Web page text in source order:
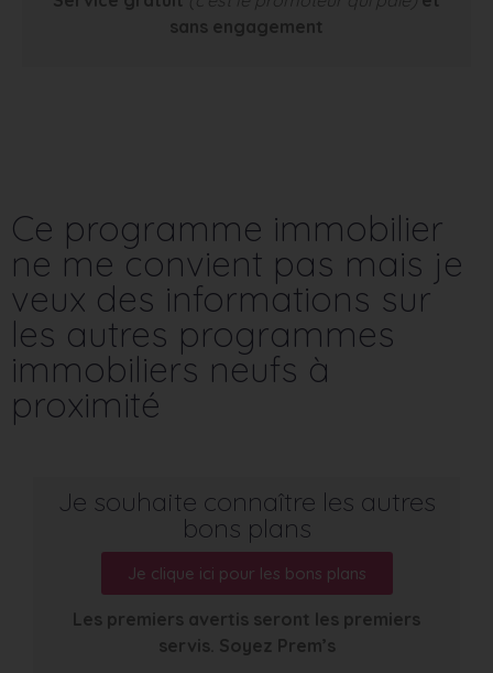
sans engagement
Ce programme immobilier
ne me convient pas mais je
veux des informations sur
les autres programmes
immobiliers neufs à
proximité
Je souhaite connaître les autres
bons plans
Je clique ici pour les bons plans
Les premiers avertis seront les premiers
servis. Soyez Prem’s